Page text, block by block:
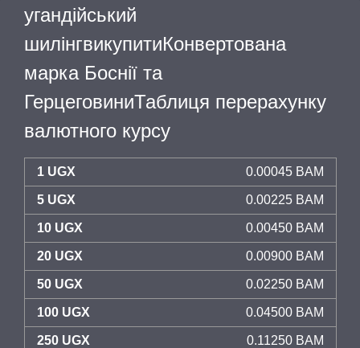
угандійський
шилінгвикупитиКонвертована
марка Боснії та
ГерцеговиниТаблиця перерахунку
валютного курсу
1 UGX 0.00045 BAM
5 UGX 0.00225 BAM
10 UGX 0.00450 BAM
20 UGX 0.00900 BAM
50 UGX 0.02250 BAM
100 UGX 0.04500 BAM
250 UGX 0.11250 BAM